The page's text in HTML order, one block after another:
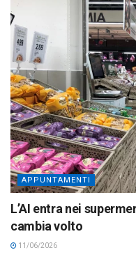
APPUNTAMENTI
L’AI entra nei
cambia volto
11/06/2026